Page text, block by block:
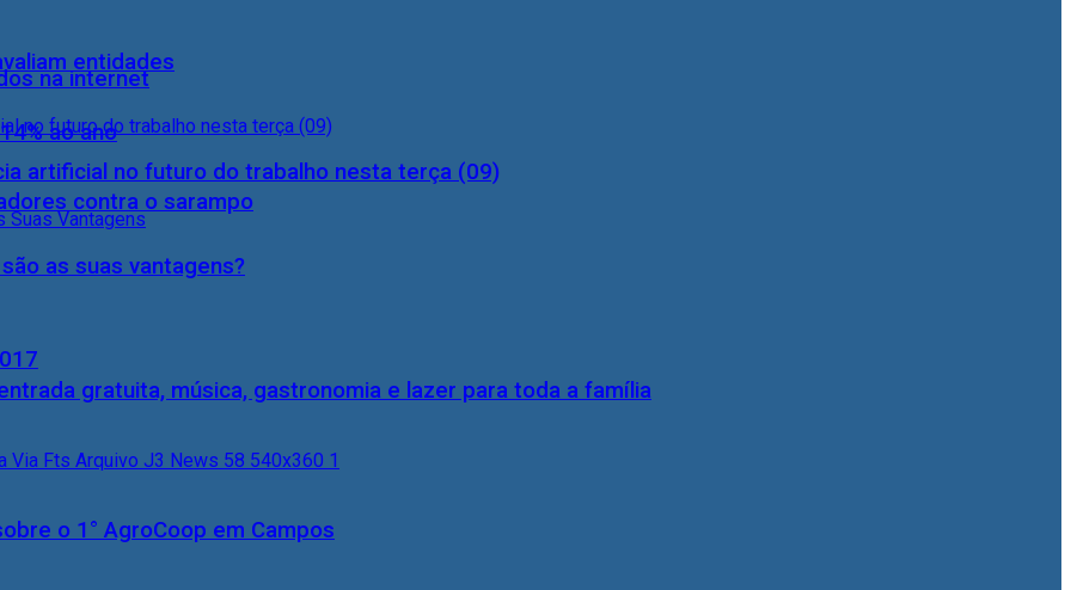
entidades
ao ano
contra o sarampo
gratuita, música, gastronomia e lazer para toda a família
o 1° AgroCoop em Campos
na internet
artificial no futuro do trabalho nesta terça (09)
as suas vantagens?